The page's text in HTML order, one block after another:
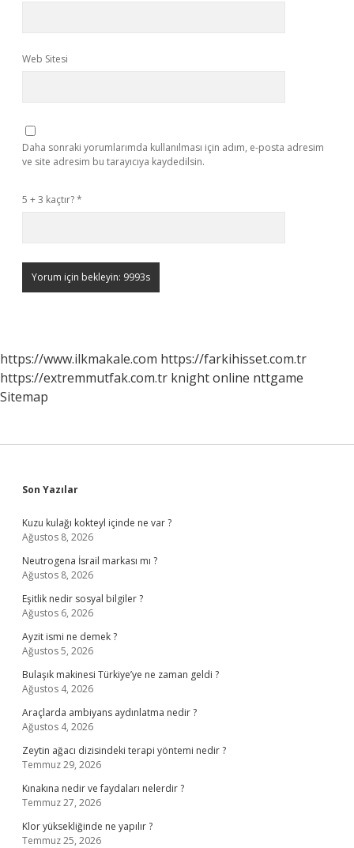
Web Sitesi
Daha sonraki yorumlarımda kullanılması için adım, e-posta adresim
ve site adresim bu tarayıcıya kaydedilsin.
5 + 3 kaçtır?*
https://www.ilkmakale.com https://farkihisset.com.tr
https://extremmutfak.com.tr knight online nttgame
Sitemap
Sidebar
Son Yazılar
Kuzu kulağı kokteyl içinde ne var ?
Ağustos 8, 2026
Neutrogena İsrail markası mı ?
Ağustos 8, 2026
Eşitlik nedir sosyal bilgiler ?
Ağustos 6, 2026
Ayzit ismi ne demek ?
Ağustos 5, 2026
Bulaşık makinesi Türkiye’ye ne zaman geldi ?
Ağustos 4, 2026
Araçlarda ambiyans aydınlatma nedir ?
Ağustos 4, 2026
Zeytin ağacı dizisindeki terapi yöntemi nedir ?
Temmuz 29, 2026
Kınakına nedir ve faydaları nelerdir ?
Temmuz 27, 2026
Klor yüksekliğinde ne yapılır ?
Temmuz 25, 2026